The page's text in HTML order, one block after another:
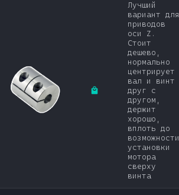
Лучший
вариант для
приводов
оси Z.
Стоит
дешево,
нормально
центрирует
вал и винт
друг с
другом,
держит
хорошо,
вплоть до
возможности
установки
мотора
сверху
винта